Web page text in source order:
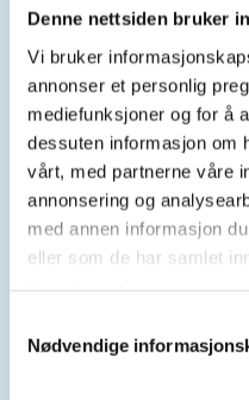
Denne nettsiden bruker
Vi bruker
annonser et personlig
mediefunksjoner og for å
dessuten informasjon om
vårt, med partnerne våre
annonsering og
med annen informasjon
eller som de har samlet
Nødvendige
Arrangør
Sotra og
Kontaktperson
https://94525675